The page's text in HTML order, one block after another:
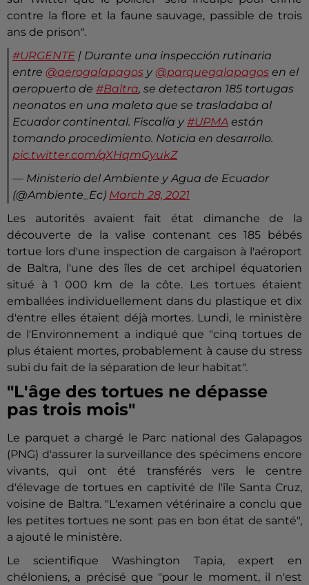
contre la flore et la faune sauvage, passible de trois
ans de prison".
#URGENTE | Durante una inspección rutinaria
entre @aerogalapagos y @parquegalapagos en el
aeropuerto de #Baltra, se detectaron 185 tortugas
neonatos en una maleta que se trasladaba al
Ecuador continental. Fiscalía y #UPMA están
tomando procedimiento. Noticia en desarrollo.
pic.twitter.com/qXHqmGyukZ
— Ministerio del Ambiente y Agua de Ecuador
(@Ambiente_Ec) March 28, 2021
Les autorités avaient fait état dimanche de la
découverte de la valise contenant ces 185 bébés
tortue lors d'une inspection de cargaison à l'aéroport
de Baltra, l'une des îles de cet archipel équatorien
situé à 1 000 km de la côte. Les tortues étaient
emballées individuellement dans du plastique et dix
d'entre elles étaient déjà mortes. Lundi, le ministère
de l'Environnement a indiqué que "cinq tortues de
plus étaient mortes, probablement à cause du stress
subi du fait de la séparation de leur habitat".
"L'âge des tortues ne dépasse
pas trois mois"
Le parquet a chargé le Parc national des Galapagos
(PNG) d'assurer la surveillance des spécimens encore
vivants, qui ont été transférés vers le centre
d'élevage de tortues en captivité de l'île Santa Cruz,
voisine de Baltra. "L'examen vétérinaire a conclu que
les petites tortues ne sont pas en bon état de santé",
a ajouté le ministère.
Le scientifique Washington Tapia, expert en
chéloniens, a précisé que "pour le moment, il n'est